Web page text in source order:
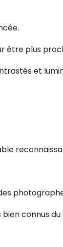
être plus
et
connus du